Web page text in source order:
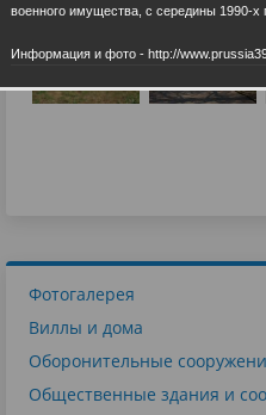
Фотогалерея
Виллы и дома
Оборонительные
Общественные здания и
военного имущества, с середины 1990-х
Информация и фото - http://